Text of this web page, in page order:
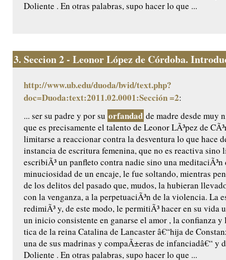
Doliente . En otras palabras, supo hacer lo que ...
3. Seccion 2 - Leonor López de Córdoba.
http://www.ub.edu/duoda/bvid/text.php?
doc=Duoda:text:2011.02.0001:Sección =2:
... ser su padre y por su orfandad de madre desde muy
que es precisamente el talento de Leonor LÃ³pez de
limitarse a reaccionar contra la desventura lo que hace
instancia de escritura femenina, que no es reactiva sino
escribiÃ³ un panfleto contra nadie sino una meditaciÃ³n
minuciosidad de un encaje, le fue soltando, mientras
de los delitos del pasado que, mudos, la hubieran
con la venganza, a la perpetuaciÃ³n de la violencia. La
redimiÃ³ y, de este modo, le permitiÃ³ hacer en su vida
un inicio consistente en ganarse el amor , la confianza
tica de la reina Catalina de Lancaster â€“hija de
una de sus madrinas y compaÃ±eras de infanciadâ€“ y
Doliente . En otras palabras, supo hacer lo que ...